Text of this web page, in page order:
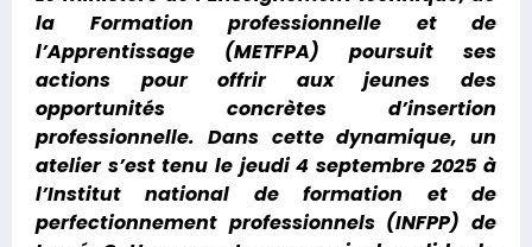
la Formation professionnelle et de
l’Apprentissage (METFPA) poursuit ses
actions pour offrir aux jeunes des
opportunités concrètes d’insertion
professionnelle. Dans cette dynamique, un
atelier s’est tenu le jeudi 4 septembre 2025 à
l’Institut national de formation et de
perfectionnement professionnels (INFPP) de